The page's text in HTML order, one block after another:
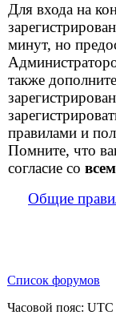
Для входа на
минут, но
также
правилами и
Помните, что
согласие со
Общие
Список форумов
Часовой пояс: UTC